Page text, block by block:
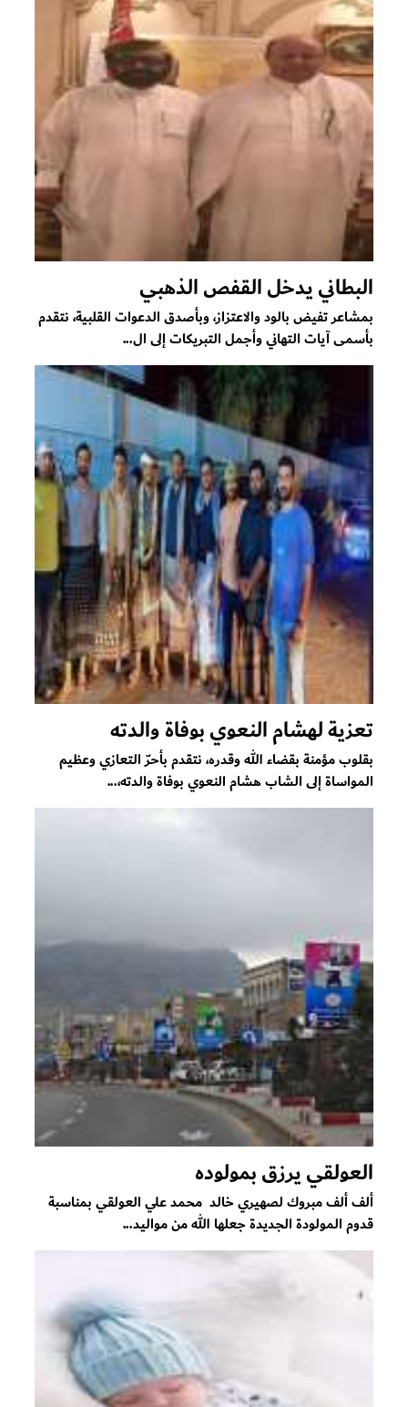
البطاني يدخل القفص الذهبي
بمشاعر تفيض بالود والاعتزاز، وبأصدق الدعوات القلبية، نتقدم
بأسمى آيات التهاني وأجمل التبريكات إلى ال...
تعزية لهشام النعوي بوفاة والدته
بقلوب مؤمنة بقضاء الله وقدره، نتقدم بأحرّ التعازي وعظيم
المواساة إلى الشاب هشام النعوي بوفاة والدته،...
العولقي يرزق بمولوده
ألف ألف مبروك لصهيري خالد محمد علي العولقي بمناسبة
قدوم المولودة الجديدة جعلها الله من مواليد...